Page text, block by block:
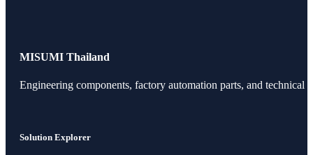
MISUMI Thailand
Engineering components, factory automation parts, and technical
Solution Explorer